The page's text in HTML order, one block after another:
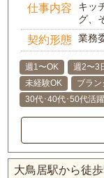
仕事内容
キッ
グ、
契約形態 業務
週1〜OK 週2〜3
未経験OK
ブラン
30代･40代･50代活
大鳥居駅から徒